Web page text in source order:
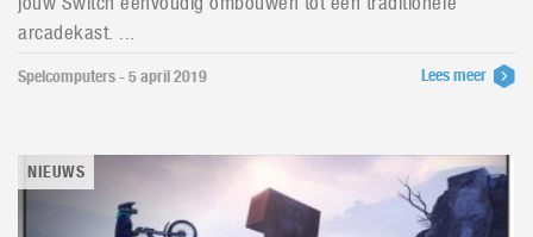
arcadekast. ...
Spelcomputers - 5 april 2019 Lees meer
NIEUWS